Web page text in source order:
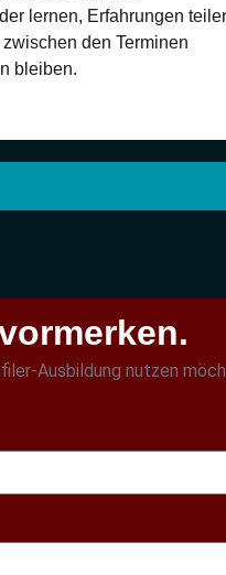
lernen, Erfahrungen
den Terminen
bleiben.
Ausbildung nutzen